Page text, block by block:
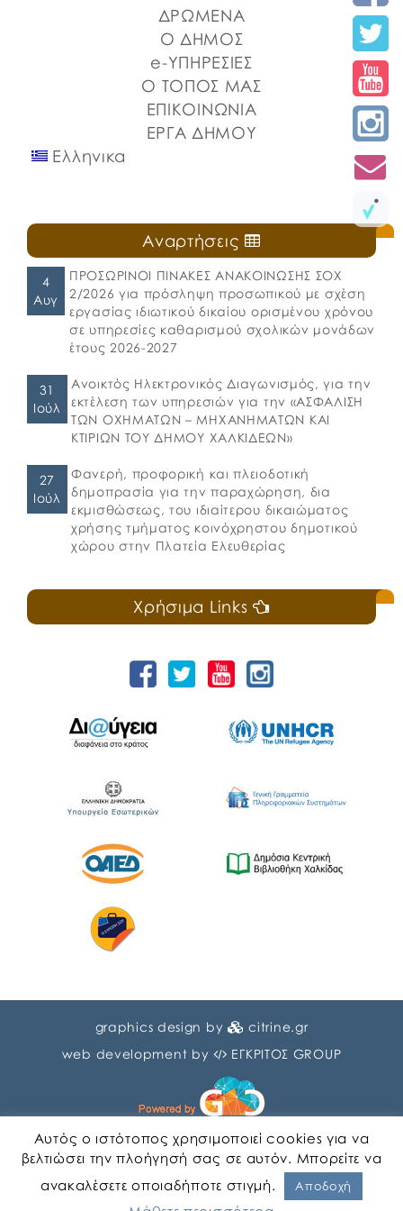
ΔΡΩΜΕΝΑ
Ο ΔΗΜΟΣ
e-ΥΠΗΡΕΣΙΕΣ
Ο ΤΟΠΟΣ ΜΑΣ
ΕΠΙΚΟΙΝΩΝΙΑ
ΕΡΓΑ ΔΗΜΟΥ
Ελληνικα
Αναρτήσεις
4
Αυγ
ΠΡΟΣΩΡΙΝΟΙ ΠΙΝΑΚΕΣ ΑΝΑΚΟΙΝΩΣΗΣ ΣΟΧ
2/2026 για πρόσληψη προσωπικού με σχέση
εργασίας ιδιωτικού δικαίου ορισμένου χρόνου
σε υπηρεσίες καθαρισμού σχολικών μονάδων
έτους 2026-2027
31
Ιούλ
Ανοικτός Ηλεκτρονικός Διαγωνισμός, για την
εκτέλεση των υπηρεσιών για την «ΑΣΦΑΛΙΣΗ
ΤΩΝ ΟΧΗΜΑΤΩΝ – ΜΗΧΑΝΗΜΑΤΩΝ ΚΑΙ
ΚΤΙΡΙΩΝ ΤΟΥ ΔΗΜΟΥ ΧΑΛΚΙΔΕΩΝ»
27
Ιούλ
Φανερή, προφορική και πλειοδοτική
δημοπρασία για την παραχώρηση, δια
εκμισθώσεως, του ιδιαίτερου δικαιώματος
χρήσης τμήματος κοινόχρηστου δημοτικού
χώρου στην Πλατεία Ελευθερίας
Χρήσιμα Links
graphics design by
citrine.gr
web development by
ΕΓΚΡΙΤΟΣ GROUP
Αυτός ο ιστότοπος χρησιμοποιεί cookies για να
βελτιώσει την πλοήγησή σας σε αυτόν. Μπορείτε να
ανακαλέσετε οποιαδήποτε στιγμή.
Αποδοχή
Αγγλικα Ελληνικα